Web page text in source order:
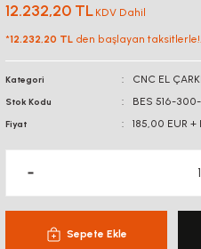
12.232,20 TL KDV Dahil
*12.232,20 TL den başlayan taksitlerle!!
Kategori CNC EL ÇARKI
Stok Kodu BES 516-
Fiyat 185,00 EUR +
Sepete Ekle